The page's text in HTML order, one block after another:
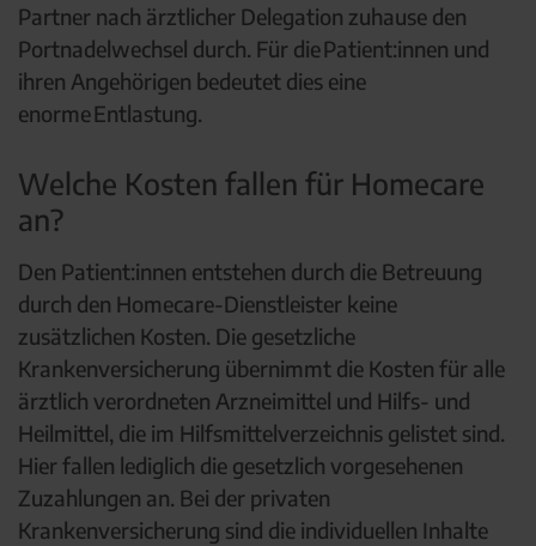
Partner nach ärztlicher Delegation zuhause den
Portnadelwechsel durch. Für die Patient:innen und
ihren Angehörigen bedeutet dies eine
enorme Entlastung.
Welche Kosten fallen für Homecare
an?
Den Patient:innen entstehen durch die Betreuung
durch den Homecare-Dienstleister keine
zusätzlichen Kosten. Die gesetzliche
Krankenversicherung übernimmt die Kosten für alle
ärztlich verordneten Arzneimittel und Hilfs- und
Heilmittel, die im Hilfsmittelverzeichnis gelistet sind.
Hier fallen lediglich die gesetzlich vorgesehenen
Zuzahlungen an. Bei der privaten
Krankenversicherung sind die individuellen Inhalte